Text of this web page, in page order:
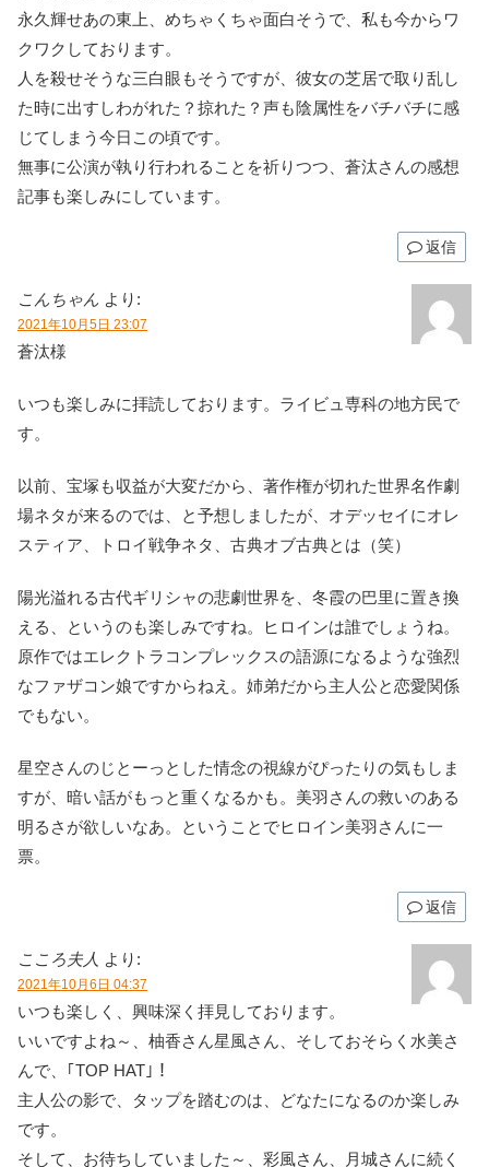
永久輝せあの東上、めちゃくちゃ面白そうで、私も今からワ
クワクしております。
人を殺せそうな三白眼もそうですが、彼女の芝居で取り乱し
た時に出すしわがれた？掠れた？声も陰属性をバチバチに感
じてしまう今日この頃です。
無事に公演が執り行われることを祈りつつ、蒼汰さんの感想
記事も楽しみにしています。
返信
こんちゃん より:
2021年10月5日 23:07
蒼汰様
いつも楽しみに拝読しております。ライビュ専科の地方民で
す。
以前、宝塚も収益が大変だから、著作権が切れた世界名作劇
場ネタが来るのでは、と予想しましたが、オデッセイにオレ
スティア、トロイ戦争ネタ、古典オブ古典とは（笑）
陽光溢れる古代ギリシャの悲劇世界を、冬霞の巴里に置き換
える、というのも楽しみですね。ヒロインは誰でしょうね。
原作ではエレクトラコンプレックスの語源になるような強烈
なファザコン娘ですからねえ。姉弟だから主人公と恋愛関係
でもない。
星空さんのじとーっとした情念の視線がぴったりの気もしま
すが、暗い話がもっと重くなるかも。美羽さんの救いのある
明るさが欲しいなあ。ということでヒロイン美羽さんに一
票。
返信
こころ夫人 より:
2021年10月6日 04:37
いつも楽しく、興味深く拝見しております。
いいですよね～、柚香さん星風さん、そしておそらく水美さ
んで、｢TOP HAT｣！
主人公の影で、タップを踏むのは、どなたになるのか楽しみ
です。
そして、お待ちしていました～、彩風さん、月城さんに続く